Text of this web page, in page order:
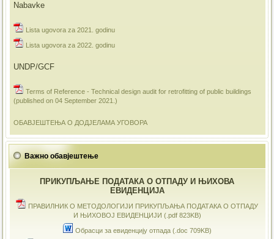
Nabavke
Lista ugovora za 2021. godinu
Lista ugovora za 2022. godinu
UNDP/GCF
Terms of Reference - Technical design audit for retrofitting of public buildings
(published on 04 September 2021.)
ОБАВЈЕШТЕЊА О ДОДЈЕЛАМА УГОВОРА
Важно обавјештење
ПРИКУПЉАЊЕ ПОДАТАКА О ОТПАДУ И ЊИХОВА
ЕВИДЕНЦИЈА
ПРАВИЛНИК О МЕТОДОЛОГИЈИ ПРИКУПЉАЊА ПОДАТАКА О ОТПАДУ
И ЊИХОВОЈ ЕВИДЕНЦИЈИ (.pdf 823KB)
Обрасци за евиденцију отпада (.doc 709KB)